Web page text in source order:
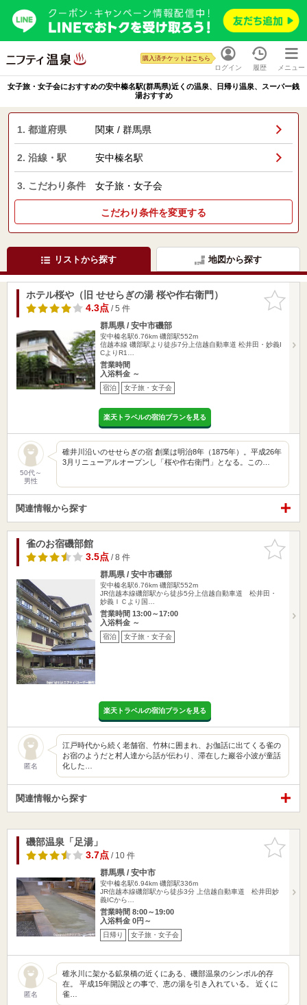
ログイン
購入済チケットはこちら
履歴 メニュー
女子旅・女子会におすすめの安中榛名駅(群馬県)近くの温泉、日帰り温泉、スーパー銭
湯おすすめ
1. 都道府県 関東 / 群馬県
2. 沿線・駅 安中榛名駅
3. こだわり条件 女子旅・女子会
こだわり条件を変更する
リストから探す 地図から探す
お気に入
りに追加
ホテル桜や（旧 せせらぎの湯 桜や作右衛門）
4.3点/ 5 件
群馬県 / 安中市磯部
安中榛名駅6.76km 磯部駅552m
信越本線 磯部駅より徒歩7分上信越自動車道 松井田・妙義I
CよりR1…
営業時間
入浴料金 ～
宿泊 女子旅・女子会
楽天トラベルの宿泊プランを見る
50代～
男性
碓井川沿いのせせらぎの宿 創業は明治8年（1875年）。平成26年
3月リニューアルオープンし「桜や作右衛門」となる。この…
関連情報から探す
お気に入
りに追加
雀のお宿磯部館
3.5点/ 8 件
群馬県 / 安中市磯部
安中榛名駅6.76km 磯部駅552m
JR信越本線磯部駅から徒歩5分上信越自動車道 松井田・
妙義ＩＣより国…
営業時間 13:00～17:00
入浴料金 ～
宿泊 女子旅・女子会
楽天トラベルの宿泊プランを見る
匿名
江戸時代から続く老舗宿、竹林に囲まれ、お伽話に出てくる雀の
お宿のようだと村人達から話が伝わり、滞在した巖谷小波が童話
化した…
関連情報から探す
お気に入
りに追加
磯部温泉「足湯」
3.7点/ 10 件
群馬県 / 安中市
安中榛名駅6.94km 磯部駅336m
JR信越本線磯部駅から徒歩3分 上信越自動車道 松井田妙
義ICから…
営業時間 8:00～19:00
入浴料金 0円～
日帰り 女子旅・女子会
匿名
碓氷川に架かる鉱泉橋の近くにある、磯部温泉のシンボル的存
在。 平成15年開設との事で、恵の湯を引き入れている。 近くに
雀…